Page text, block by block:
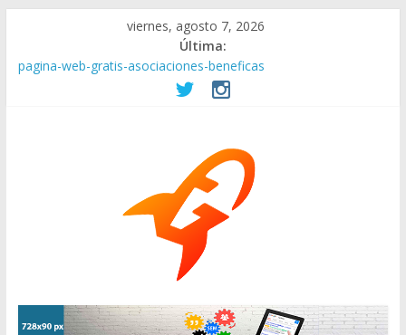
viernes, agosto 7, 2026
Última:
pagina-web-gratis-asociaciones-beneficas
Empresas en remoto. Ofertas de internet, conexión en casa y
¿Por qué contratar una buena agencia de Branding?